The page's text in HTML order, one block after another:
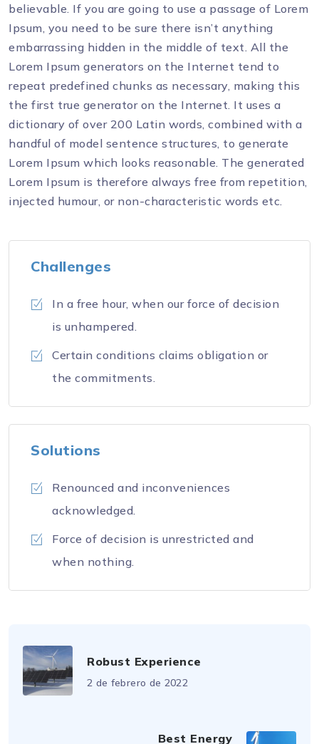
believable. If you are going to use a passage of Lorem
Ipsum, you need to be sure there isn’t anything
embarrassing hidden in the middle of text. All the
Lorem Ipsum generators on the Internet tend to
repeat predefined chunks as necessary, making this
the first true generator on the Internet. It uses a
dictionary of over 200 Latin words, combined with a
handful of model sentence structures, to generate
Lorem Ipsum which looks reasonable. The generated
Lorem Ipsum is therefore always free from repetition,
injected humour, or non-characteristic words etc.
Challenges
In a free hour, when our force of decision
is unhampered.
Certain conditions claims obligation or
the commitments.
Solutions
Renounced and inconveniences
acknowledged.
Force of decision is unrestricted and
when nothing.
Robust Experience
2 de febrero de 2022
Best Energy